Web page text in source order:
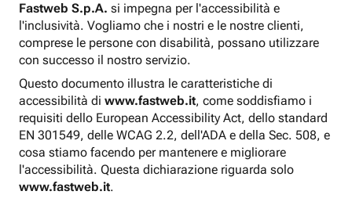
Fastweb S.p.A. si impegna per l'accessibilità e
l'inclusività. Vogliamo che i nostri e le nostre clienti,
comprese le persone con disabilità, possano utilizzare
con successo il nostro servizio.
Questo documento illustra le caratteristiche di
accessibilità di www.fastweb.it, come soddisfiamo i
requisiti dello European Accessibility Act, dello standard
EN 301549, delle WCAG 2.2, dell'ADA e della Sec. 508, e
cosa stiamo facendo per mantenere e migliorare
l'accessibilità. Questa dichiarazione riguarda solo
www.fastweb.it.